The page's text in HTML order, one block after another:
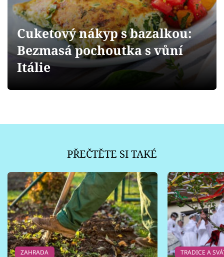
Přihlášení
Sledujte nás
Cuketový nákyp s bazalkou:
Bezmasá pochoutka s vůní
Itálie
PŘEČTĚTE SI TAKÉ
ZAHRADA TRADICE A